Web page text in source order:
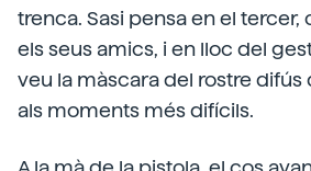
trenca. Sasi pensa en el
els seus amics, i en lloc del
veu la màscara del rostre
als moments més difícils.